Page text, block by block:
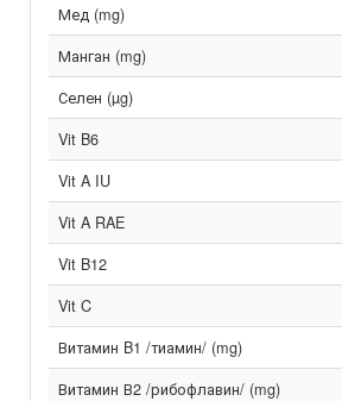
Мед (mg)
Манган (mg)
Селен (µg)
Vit B6
Vit A IU
Vit A RAE
Vit B12
Vit C
Витамин B1 /тиамин/ (mg)
Витамин В2 /рибофлавин/ (mg)